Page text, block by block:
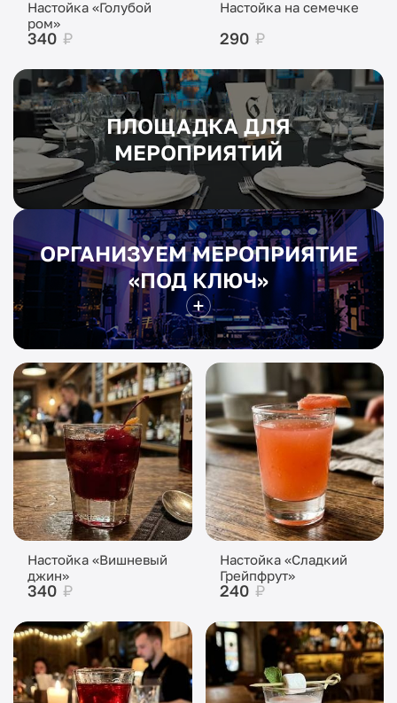
Настойка «Голубой
ром»
340 ₽
ПЛОЩАДКА ДЛЯ
МЕРОПРИЯТИЙ
ОРГАНИЗУЕМ МЕРОПРИЯТИЕ
«ПОД КЛЮЧ»
Настойка на семечке
290 ₽
Настойка «Вишневый
джин»
340 ₽
Настойка «Сладкий
Грейпфрут»
240 ₽